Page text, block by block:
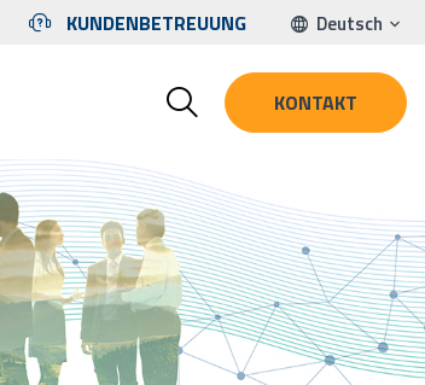
KUNDENBETREUUNG Deutsch
KONTAKT